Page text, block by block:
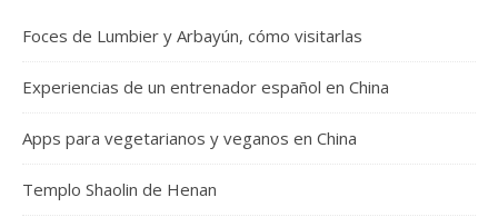
Foces de Lumbier y Arbayún, cómo visitarlas
Experiencias de un entrenador español en China
Apps para vegetarianos y veganos en China
Templo Shaolin de Henan